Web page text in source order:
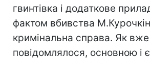
гвинтівка і додаткове
фактом вбивства
кримінальна справа. Як вже
повідомлялося, основною і